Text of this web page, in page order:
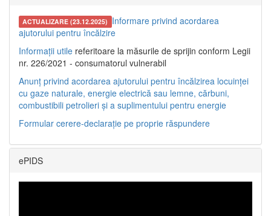
ACTUALIZARE (23.12.2025) Informare privind acordarea
ajutorului pentru încălzire
Informații utile referitoare la măsurile de sprijin conform Legii
nr. 226/2021 - consumatorul vulnerabil
Anunț privind acordarea ajutorului pentru încălzirea locuinței
cu gaze naturale, energie electrică sau lemne, cărbuni,
combustibili petrolieri și a suplimentului pentru energie
Formular cerere-declarație pe proprie răspundere
ePIDS